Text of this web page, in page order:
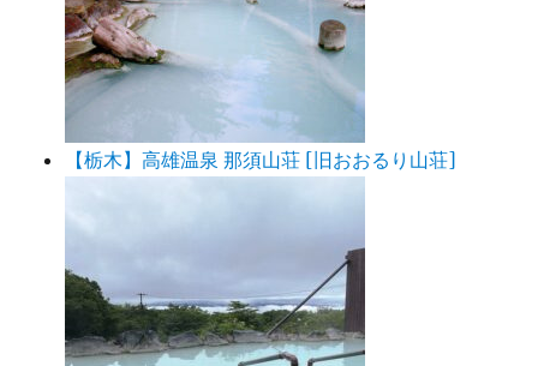
【栃木】高雄温泉 那須山荘 [旧おおるり山荘]